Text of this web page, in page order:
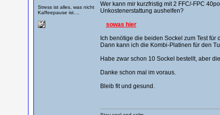
Stress ist alles, was nicht
Kaffeepause ist....
Wer kann mir kurzfristig mit 2 FFC/-FPC
Unkostenerstattung aushelfen?
sowas hier
Ich benötige die beiden Sockel zum Test
Dann kann ich die Kombi-Platinen für den
Habe zwar schon 10 Sockel bestellt, aber
Danke schon mal im voraus.
Bleib fit und gesund.